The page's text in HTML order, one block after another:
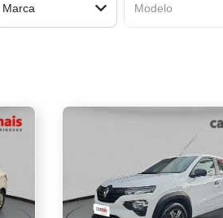
Marca Modelo